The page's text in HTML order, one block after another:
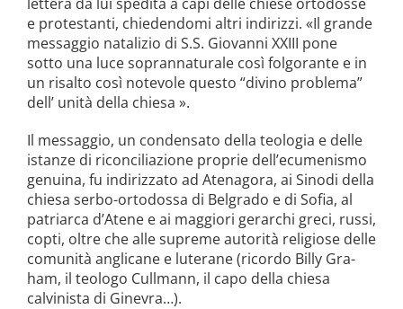
e protestanti, chiedendomi altri indirizzi. «Il grande
messaggio natalizio di S.S. Giovanni XXIII pone
sotto una luce soprannatu­rale così folgorante e in
un risalto così notevole questo “divino problema”
dell’ unità della chiesa ».
Il messaggio, un condensato della teo­logia e delle
istanze di riconciliazione proprie dell’ecumenismo
genuina, fu in­dirizzato ad Atenagora, ai Sinodi della
chiesa serbo-ortodossa di Belgrado e di Sofia, al
patriarca d’Atene e ai maggiori gerarchi greci, russi,
copti, oltre che alle supreme autorità religiose delle
comunità anglicane e luterane (ricordo Billy Gra­
ham, il teologo Cullmann, il capo della chiesa
calvinista di Ginevra…).